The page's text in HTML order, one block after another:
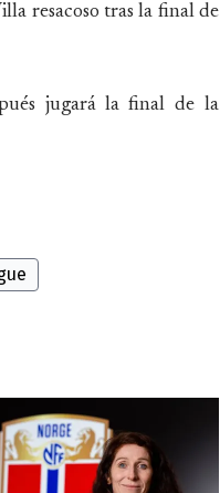
resacoso tras la final de
jugará la final de la